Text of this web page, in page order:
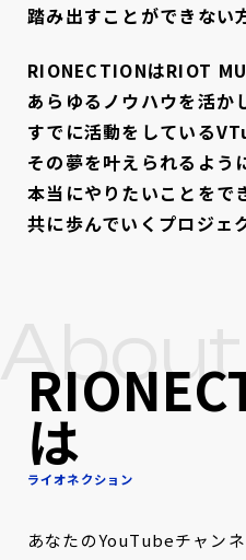
踏み出すことができない
RIONECTIONはRIOT
あらゆるノウハウを活か
すでに活動をしている
その夢を叶えられるよう
本当にやりたいことをで
共に歩んでいくプロジェ
About
は
ライオネクション
あなたのYouTubeチャンネ